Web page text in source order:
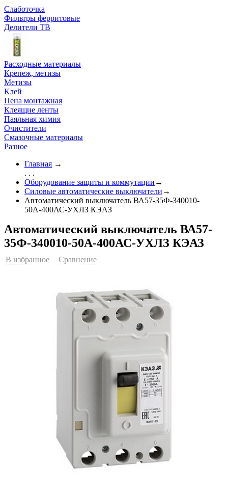
Слаботочка
Фильтры ферритовые
Делители ТВ
Расходные материалы
Крепеж, метизы
Метизы
Клей
Пена монтажная
Клеящие ленты
Паяльная химия
Очистители
Смазочные материалы
Разное
Главная →
. . .
Оборудование защиты и коммутации →
Силовые автоматические выключатели →
Автоматический выключатель ВА57-35Ф-340010-
50А-400АС-УХЛЗ КЭАЗ
Автоматический выключатель ВА57-
35Ф-340010-50А-400АС-УХЛЗ КЭАЗ
В избранное Сравнение